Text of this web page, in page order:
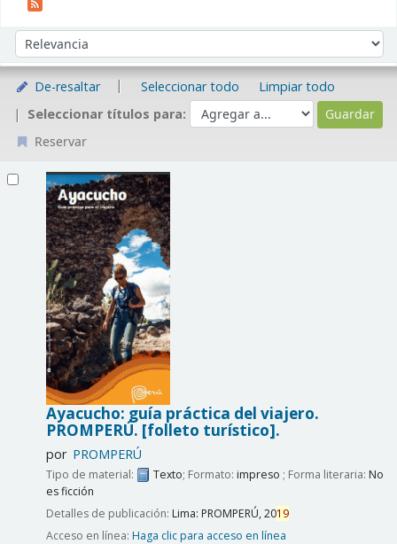
Ordenar por:
De-resaltar Seleccionar todo
Limpiar todo
Seleccionar títulos para:
Reservar
Ayacucho: guía práctica del viajero.
PROMPERÚ. [folleto turístico].
por PROMPERÚ
Tipo de material: Texto; Formato: impreso ; Forma literaria: No
es ficción
Detalles de publicación: Lima: PROMPERÚ,2019
Acceso en línea: Haga clic para acceso en línea